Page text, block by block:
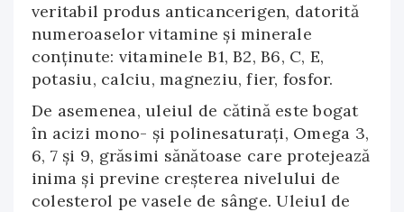
veritabil produs anticancerigen, datorită
numeroaselor vitamine şi minerale
conţinute: vitaminele B1, B2, B6, C, E,
potasiu, calciu, magneziu, fier, fosfor.
De asemenea, uleiul de cătină este bogat
în acizi mono- şi polinesaturaţi, Omega 3,
6, 7 şi 9, grăsimi sănătoase care protejează
inima şi previne creşterea nivelului de
colesterol pe vasele de sânge. Uleiul de